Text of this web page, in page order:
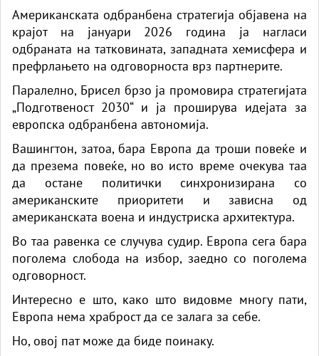
Американската одбранбена стратегија објавена на
крајот на јануари 2026 година ја нагласи
одбраната на татковината, западната хемисфера и
префрлањето на одговорноста врз партнерите.
Паралелно, Брисел брзо ја промовира стратегијата
„Подготвеност 2030“ и ја проширува идејата за
европска одбранбена автономија.
Вашингтон, затоа, бара Европа да троши повеќе и
да презема повеќе, но во исто време очекува таа
да остане политички синхронизирана со
американските приоритети и зависна од
американската воена и индустриска архитектура.
Во таа равенка се случува судир. Европа сега бара
поголема слобода на избор, заедно со поголема
одговорност.
Интересно е што, како што видовме многу пати,
Европа нема храброст да се залага за себе.
Но, овој пат може да биде поинаку.